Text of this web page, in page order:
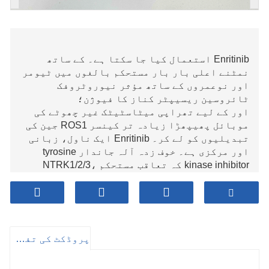
Enritinib استعمال کیا جا سکتا ہے۔ کے ساتھ
نمٹنے اعلی بار بار مستحکم بالغوں میں ٹیومر
اور نوعمروں کے ساتھ مؤثر نیوروٹروفک
ٹائروسین ریسیپٹر کناز کا فیوژن؛
اور کے لیے تھراپی میٹاسٹیٹک غیر چھوٹے کی
موبائل پھیپھڑا زیادہ تر کینسر ROS1 جین کی
تبدیلیوں کو لے کر۔ Enritinib ایک ناول، زبانی
اور مرکزی ہے۔ خوف زدہ آلہ جاندار tyrosine
kinase inhibitor کہ تعاقب مستحکم NTRK1/2/3،
والے ٹیومر۔ یہ ہے صرف TRK inhibitor طبی لحاظ
سے تصدیق شدہ بننا ٹھیک کی مخالفت میں بنیادی
پہلی دوا ہے۔ مجاز جاپان میں مقصد NTRK جین
پروڈکٹ کی تفصیلات